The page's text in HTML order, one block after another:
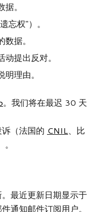
。
忘权"）。
据。
提出反对。
理由。
。我们将在最迟 30 天
（法国的 CNIL、比
最近更新日期显示于
通知邮件订阅用户。